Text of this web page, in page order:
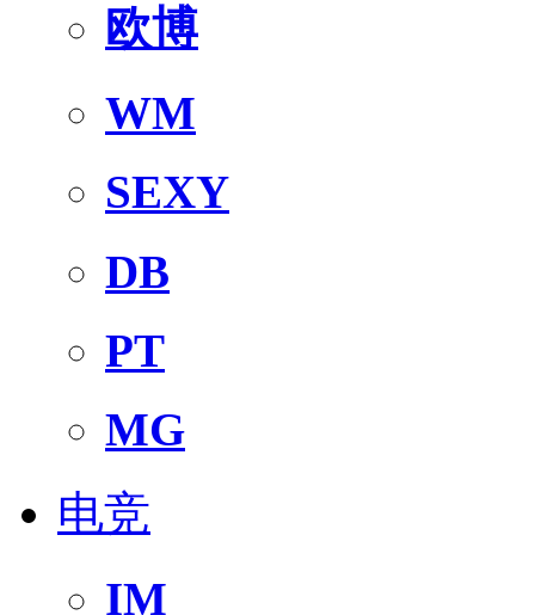
欧博
WM
SEXY
DB
PT
MG
电竞
IM